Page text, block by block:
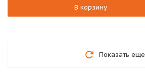
В корзину
Показать еще